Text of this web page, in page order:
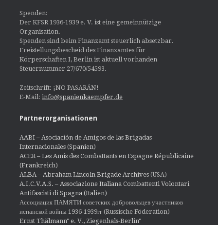
Spenden:
Der KFSR 1936-1939 e. V. ist eine gemeinnützige
Organisation.
Spenden sind beim Finanzamt steuerlich absetzbar.
Freistellungsbescheid des Finanzamtes für
Körperschaften I, Berlin ist aktuell vorhanden
Steuernummer 27/670/54593.
Zeitschrift: ¡NO PASARÁN!
E-Mail: info@spanienkaempfer.de
Partnerorganisationen
AABI – Asociación de Amigos de las Brigadas
Internacionales (Spanien)
ACER – Les Amis des Combattants en Espagne Républicaine
(Frankreich)
ALBA – Abraham Lincoln Brigade Archives (USA)
A.I.C.V.A.S. – Associazione Italiana Combattenti Volontari
Antifascisti di Spagna (Italien)
Ассоциация ПАМЯТИ советских добровольцев участников
испанской войны 1936-1939гг (Russische Föderation)
Ernst Thälmann" e. V., Ziegenhals-Berlin"